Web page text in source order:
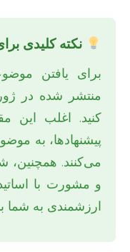
نکته کلیدی
برای یافتن
منتشر شده در
کنید. اغلب این
پیشنهادها، به
می‌کنند. همچنین،
و مشورت با
ارزشمندی به شما